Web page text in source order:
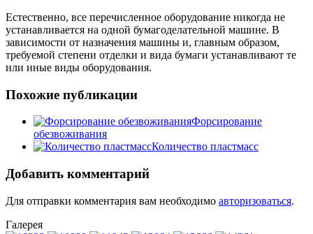
Естественно, все перечисленное оборудование никогда не
устанавливается на одной бумагоделательной машине. В
зависимости от назначения машины и, главным образом,
требуемой степени отделки и вида бумаги устанавливают те
или иные виды оборудования.
Похожие публикации
Форсирование
обезвоживания
Количество пластмасс
Добавить комментарий
Для отправки комментария вам необходимо авторизоваться.
Галерея